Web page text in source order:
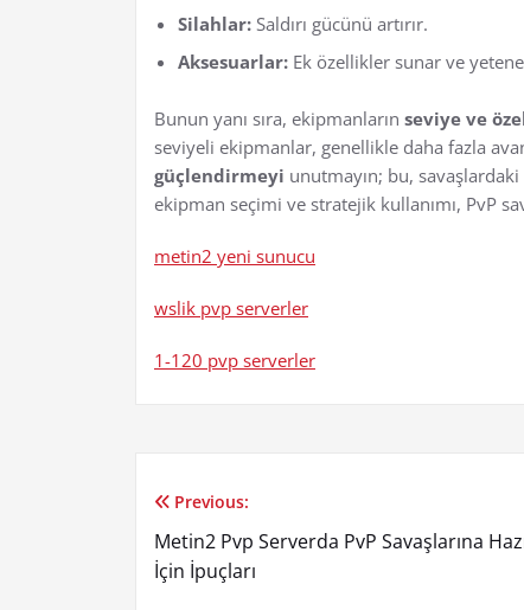
Silahlar: Saldırı gücünü artırır.
Aksesuarlar: Ek özellikler sunar ve
Bunun yanı sıra, ekipmanların seviye ve
seviyeli ekipmanlar, genellikle daha fazla
güçlendirmeyi unutmayın; bu, savaşlardaki
ekipman seçimi ve stratejik kullanımı, PvP
metin2 yeni sunucu
wslik pvp serverler
1-120 pvp serverler
Yazı
gezinmesi
Previous:
Metin2 Pvp Serverda PvP Savaşlarına
İçin İpuçları